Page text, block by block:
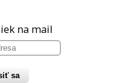
na mail
sa